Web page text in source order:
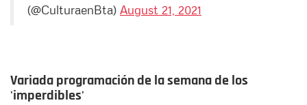
(@CulturaenBta) August 21, 2021
Variada programación de la semana de los
'imperdibles'